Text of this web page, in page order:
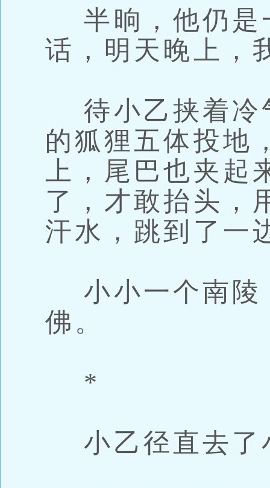
半晌，他仍是
话，明天晚上，
待小乙挟着冷
的狐狸五体投地
上，尾巴也夹起
了，才敢抬头，
汗水，跳到了一
小小一个南陵
佛。
*
小乙径直去了